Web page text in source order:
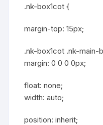
.nk-box1cot {
margin-top: 15px;
.nk-box1cot .nk-main-
margin: 0 0 0 0px;
float: none;
width: auto;
position: inherit;